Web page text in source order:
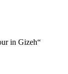
in Gizeh“